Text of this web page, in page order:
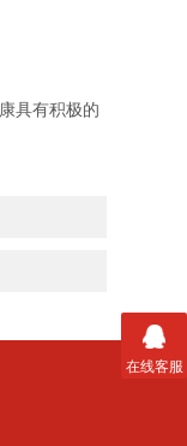
具有积极的
在线客服